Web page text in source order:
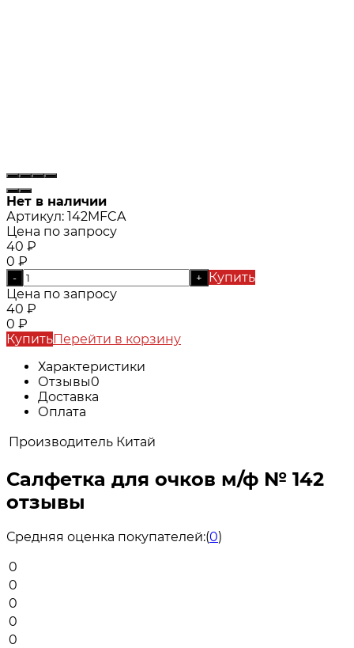
Нет в наличии
Артикул: 142MFCA
Цена по запросу
40 ₽
0 ₽
- +
Купить
Цена по запросу
40 ₽
0 ₽
КупитьПерейти в корзину
Характеристики
Отзывы0
Доставка
Оплата
Производитель Китай
Салфетка для очков м/ф № 142
отзывы
Средняя оценка покупателей:(0)
0
0
0
0
0